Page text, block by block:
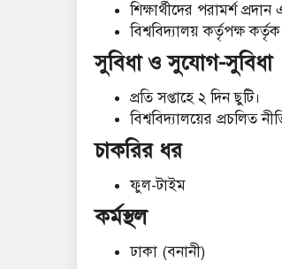
শিক্ষার্থীদের পরামর্শ
বিশ্ববিদ্যালয় কর্তৃপক্ষ
সুবিধা ও সুযোগ-সুবিধা
প্রতি সপ্তাহে ২ দিন ছুটি।
বিশ্ববিদ্যালয়ের প্রচলিত
চাকরির ধর
ফুল-টাইম
কর্মস্থল
ঢাকা (বনানী)